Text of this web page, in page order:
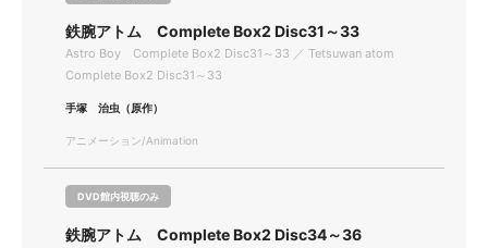
鉄腕アトム Complete Box2 Disc31～33
Astro Boy Complete Box2 Disc31～33 ／ Tetsuwan atom
Complete Box2 Disc31～33
手塚 治虫（原作）
アニメーション/Animation
DVD館内視聴のみ
鉄腕アトム Complete Box2 Disc34～36